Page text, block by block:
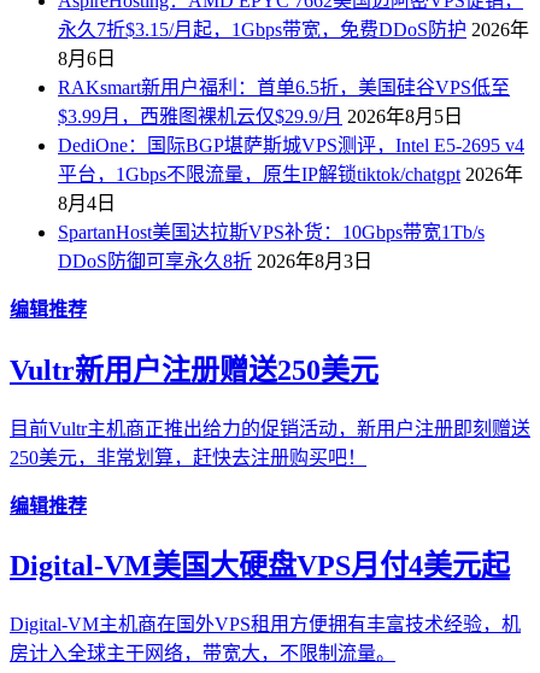
永久7折$3.15/月起，1Gbps带宽，免费DDoS防护 2026年
8月6日
RAKsmart新用户福利：首单6.5折，美国硅谷VPS低至
$3.99月，西雅图裸机云仅$29.9/月 2026年8月5日
DediOne：国际BGP堪萨斯城VPS测评，Intel E5-2695 v4
平台，1Gbps不限流量，原生IP解锁tiktok/chatgpt 2026年
8月4日
SpartanHost美国达拉斯VPS补货：10Gbps带宽1Tb/s
DDoS防御可享永久8折 2026年8月3日
编辑推荐
Vultr新用户注册赠送250美元
目前Vultr主机商正推出给力的促销活动，新用户注册即刻赠送
250美元，非常划算，赶快去注册购买吧！
编辑推荐
Digital-VM美国大硬盘VPS月付4美元起
Digital-VM主机商在国外VPS租用方便拥有丰富技术经验，机
房计入全球主干网络，带宽大，不限制流量。